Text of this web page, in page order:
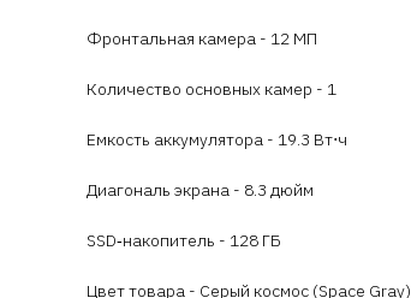
Фронтальная камера - 12 МП
Количество основных камер - 1
Емкость аккумулятора - 19.3 Вт⋅ч
Диагональ экрана - 8.3 дюйм
SSD‑накопитель - 128 ГБ
Цвет товара - Серый космос (Space Gray)